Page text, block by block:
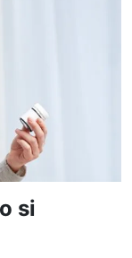
si